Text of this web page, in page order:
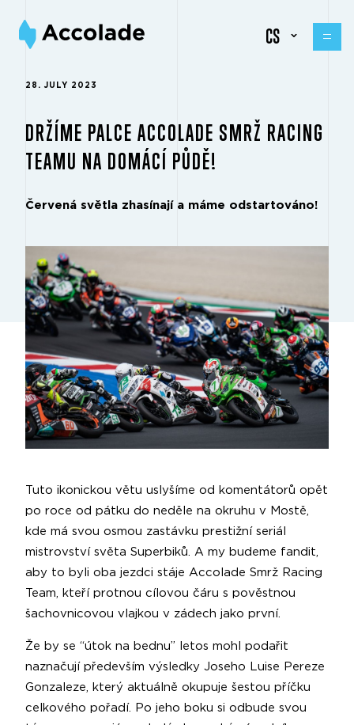
CS
28. JULY 2023
DRŽÍME PALCE ACCOLADE SMRŽ RACING
TEAMU NA DOMÁCÍ PŮDĚ!
Červená světla zhasínají a máme odstartováno!
Tuto ikonickou větu uslyšíme od komentátorů opět
po roce od pátku do neděle na okruhu v Mostě,
kde má svou osmou zastávku prestižní seriál
mistrovství světa Superbiků. A my budeme fandit,
aby to byli oba jezdci stáje Accolade Smrž Racing
Team, kteří protnou cílovou čáru s pověstnou
šachovnicovou vlajkou v zádech jako první.
Že by se “útok na bednu” letos mohl podařit
naznačují především výsledky Joseho Luise Pereze
Gonzaleze, který aktuálně okupuje šestou příčku
celkového pořadí. Po jeho boku si odbude svou